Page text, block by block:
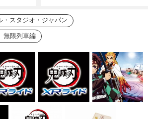
・スタジオ・ジャパン
無限列車編